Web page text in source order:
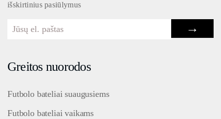
išskirtinius pasiūlymus
→
Greitos nuorodos
Futbolo bateliai suaugusiems
Futbolo bateliai vaikams